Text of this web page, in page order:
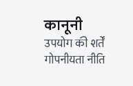
कानूनी
उपयोग की शर्तें
गोपनीयता नीति